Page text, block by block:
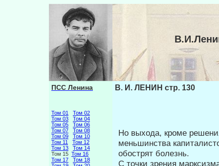
ПСС Ленина
Том 01
Том 02
Том 03
Том 04
Том 05
Том 06
Том 07
Том 08
Том 09
Том 10
Том 11
Том 12
Том 13
Том 14
Том 15 Том 16
Том 17
Том 18
В. И. ЛЕНИН стр. 130
Но выхода, кроме
меньшинства
обострят болезнь.
С точки зрения